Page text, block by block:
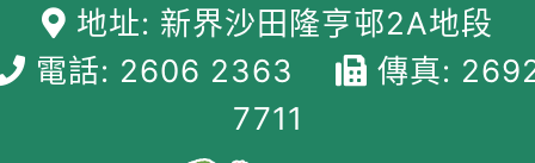
得女子組殿軍，男子B隊雖
然未能獲勝，但亦能從中汲
地址: 新界沙田隆亨邨2A地段
電話: 2606 2363
傳真:
7711